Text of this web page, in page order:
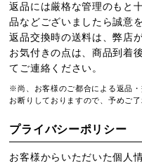
返品には厳格な管理のもと
品などございましたら誠意
返品交換時の送料は、弊店
お気付きの点は、商品到着
てご連絡ください。
※尚、お客様のご都合による返品
お断りしておりますので、予めご
プライバシーポリシー
お客様からいただいた個人